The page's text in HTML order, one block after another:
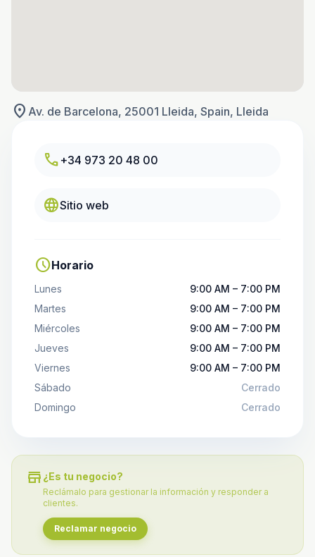
location_on Av. de Barcelona, 25001 Lleida, Spain, Lleida
call +34 973 20 48 00
languageSitio web
scheduleHorario
Lunes
9:00 AM – 7:00 PM
Martes
9:00 AM – 7:00 PM
Miércoles
9:00 AM – 7:00 PM
Jueves
9:00 AM – 7:00 PM
Viernes
9:00 AM – 7:00 PM
Sábado
Cerrado
Domingo
Cerrado
store ¿Es tu negocio?
Reclámalo para gestionar la información y responder a
clientes.
Reclamar negocio